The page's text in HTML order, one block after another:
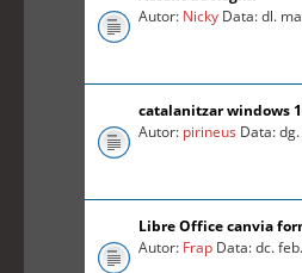
Autor: Nicky Data: dl.
catalanitzar windows
Autor: pirineus Data:
Libre Office canvia
Autor: Frap Data: dc.